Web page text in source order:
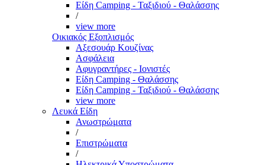
Είδη Camping - Ταξιδιού - Θαλάσσης
/
view more
Οικιακός Εξοπλισμός
Αξεσουάρ Κουζίνας
Ασφάλεια
Αφυγραντήρες - Ιονιστές
Είδη Camping - Θαλάσσης
Είδη Camping - Ταξιδιού - Θαλάσσης
view more
Λευκά Είδη
Ανωστρώματα
/
Επιστρώματα
/